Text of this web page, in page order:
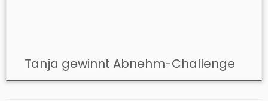
Tanja gewinnt Abnehm-Challenge